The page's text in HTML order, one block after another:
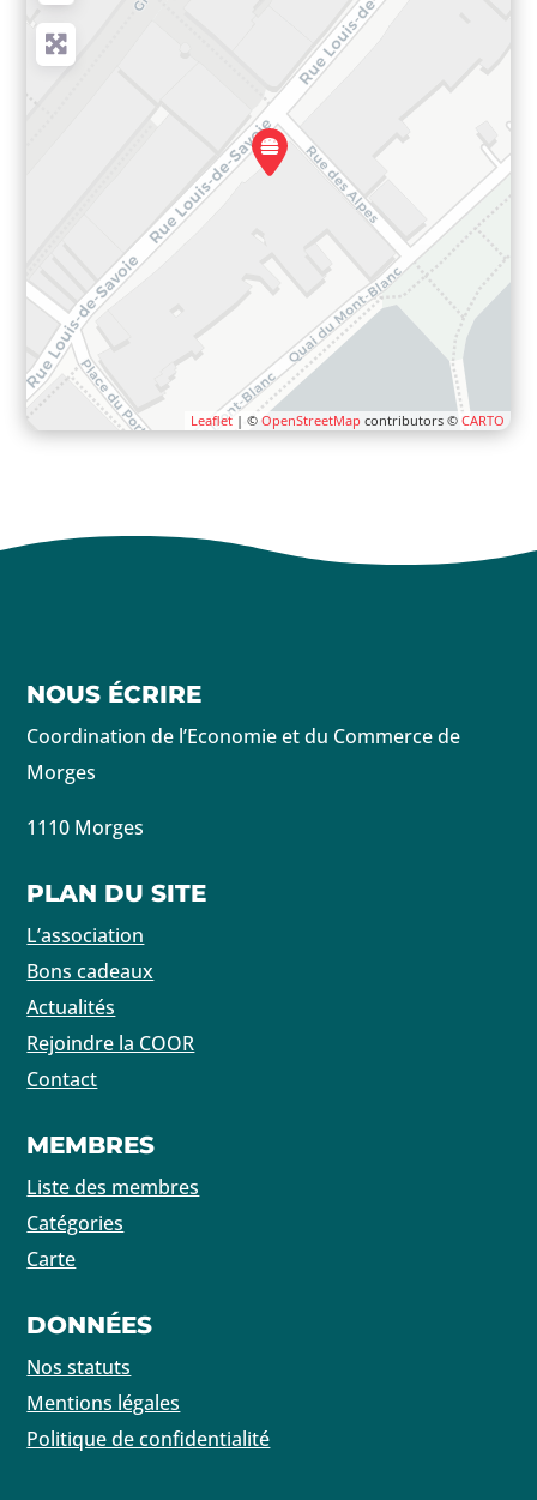
Leaflet| © OpenStreetMap contributors © CARTO
NOUS ÉCRIRE
Coordination de l’Economie et du Commerce de
Morges
1110 Morges
PLAN DU SITE
L’association
Bons cadeaux
Actualités
Rejoindre la COOR
Contact
MEMBRES
Liste des membres
Catégories
Carte
DONNÉES
Nos statuts
Mentions légales
Politique de confidentialité